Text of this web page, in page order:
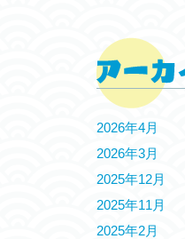
2026年4月
2026年3月
2025年12月
2025年11月
2025年2月